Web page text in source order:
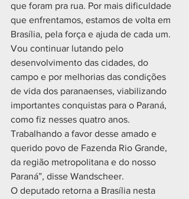
que foram pra rua. Por mais dificuldade
que enfrentamos, estamos de volta em
Brasília, pela força e ajuda de cada um.
Vou continuar lutando pelo
desenvolvimento das cidades, do
campo e por melhorias das condições
de vida dos paranaenses, viabilizando
importantes conquistas para o Paraná,
como fiz nesses quatro anos.
Trabalhando a favor desse amado e
querido povo de Fazenda Rio Grande,
da região metropolitana e do nosso
Paraná”, disse Wandscheer.
O deputado retorna a Brasília nesta